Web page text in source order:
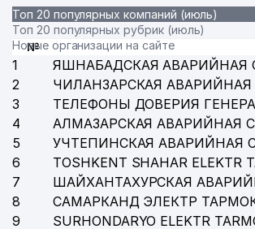
Топ 20 популярных компаний (июль)
Топ 20 популярных рубрик (июль)
Новые организации на сайте
№
1 ЯШНАБАДСКАЯ АВАРИЙНАЯ
2
ЧИЛАНЗАРСКАЯ
3
ТЕЛЕФОНЫ ДОВЕРИЯ
4
АЛМАЗАРСКАЯ АВАРИЙНАЯ
5
УЧТЕПИНСКАЯ АВАРИЙНАЯ
6
TOSHKENT SHAHAR ELEKTR
7
ШАЙХАНТАХУРСКАЯ
8
САМАРКАНД ЭЛЕКТР
9
SURHONDARYO ELEKTR